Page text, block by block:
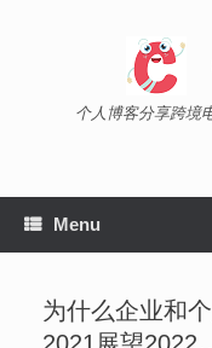
个人博客分享跨境
Menu
为什么企业和